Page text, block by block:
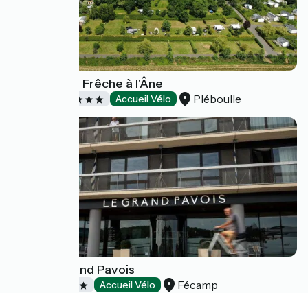
Camping Le Frêche à l'Âne
Accueil Vélo Pléboulle
Hôtel le Grand Pavois
Accueil Vélo Fécamp